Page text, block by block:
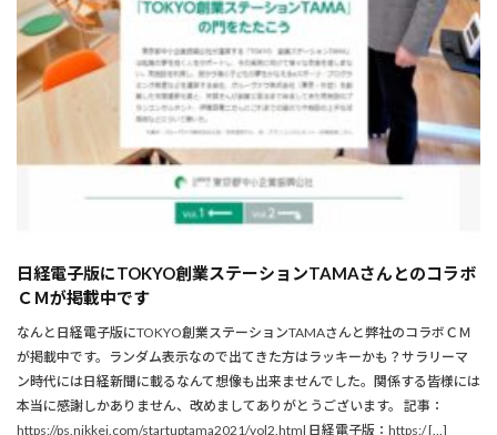
日経電子版にTOKYO創業ステーションTAMAさんとのコラボ
ＣＭが掲載中です
なんと日経電子版にTOKYO創業ステーションTAMAさんと弊社のコラボＣＭ
が掲載中です。ランダム表示なので出てきた方はラッキーかも？サラリーマ
ン時代には日経新聞に載るなんて想像も出来ませんでした。関係する皆様には
本当に感謝しかありません、改めましてありがとうございます。 記事：
https://ps.nikkei.com/startuptama2021/vol2.html 日経電子版：https:/ […]